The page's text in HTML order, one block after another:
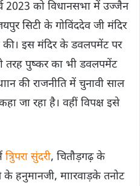
2023 को विधानसभा में उज्जैन
सिटी के गोविंददेव जी मंदिर
इस मंदिर के डवलपमेंट पर
तरह पुष्कर का भी डवलपमेंट
की राजनीति में चुनावी साल
जा रहा है। वहीं विपक्ष इसे
त्रिुपरा सुंदरी, चितौड़गढ़ के
हनुमानजी, माारवाड़के तनोट